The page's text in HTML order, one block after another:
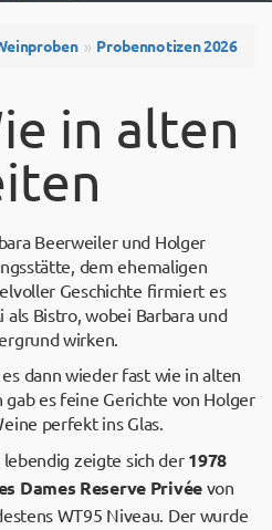
Probennotizen 2026
in alten
Beerweiler und Holger
dem ehemaligen
Geschichte firmiert es
Bistro, wobei Barbara und
wirken.
dann wieder fast wie in alten
es feine Gerichte von Holger
perfekt ins Glas.
zeigte sich der1978
Dames Reserve Privéevon
WT95 Niveau. Der wurde